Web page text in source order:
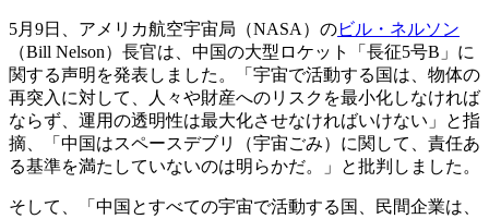
5月9日、アメリカ航空宇宙局（NASA）のビル・ネルソン
（Bill Nelson）長官は、中国の大型ロケット「長征5号B」に
関する声明を発表しました。「宇宙で活動する国は、物体の
再突入に対して、人々や財産へのリスクを最小化しなければ
ならず、運用の透明性は最大化させなければいけない」と指
摘、「中国はスペースデブリ（宇宙ごみ）に関して、責任あ
る基準を満たしていないのは明らかだ。」と批判しました。
そして、「中国とすべての宇宙で活動する国、民間企業は、